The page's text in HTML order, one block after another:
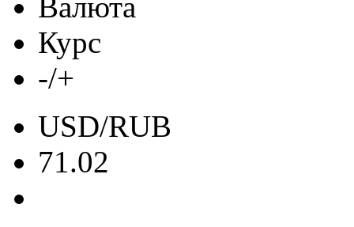
Курс
-/+
USD/RUB
71.02